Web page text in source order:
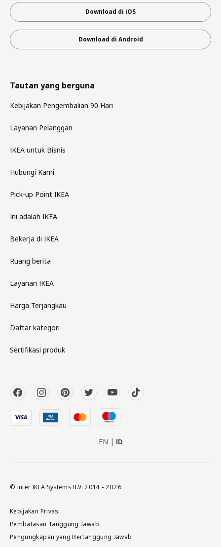
Download di iOS
Download di Android
Tautan yang berguna
Kebijakan Pengembalian 90 Hari
Layanan Pelanggan
IKEA untuk Bisnis
Hubungi Kami
Pick-up Point IKEA
Ini adalah IKEA
Bekerja di IKEA
Ruang berita
Layanan IKEA
Harga Terjangkau
Daftar kategori
Sertifikasi produk
EN ID
© Inter IKEA Systems B.V. 2014 - 2026
Kebijakan Privasi
Pembatasan Tanggung Jawab
Pengungkapan yang Bertanggung Jawab